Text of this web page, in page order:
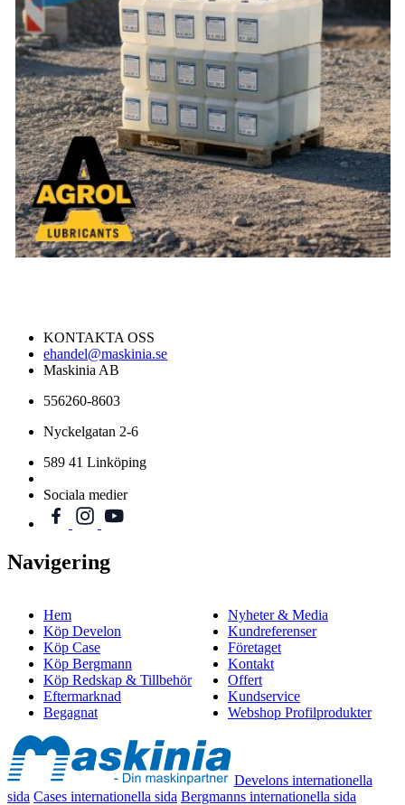
KONTAKTA OSS
ehandel@maskinia.se
Maskinia AB
556260-8603
Nyckelgatan 2-6
589 41 Linköping
Sociala medier
Navigering
Hem
Köp Develon
Köp Case
Köp Bergmann
Köp Redskap & Tillbehör
Eftermarknad
Begagnat
Nyheter & Media
Kundreferenser
Företaget
Kontakt
Offert
Kundservice
Webshop Profilprodukter
Develons internationella
sida Cases internationella sida Bergmanns internationella sida